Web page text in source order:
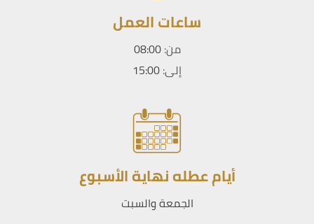
ساعات العمل
من:08:00
إلى:15:00
أيام عطله نهاية الأسبوع
الجمعة والسبت